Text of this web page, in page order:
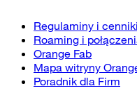
Regulaminy i cenniki
Roaming i
Orange Fab
Mapa witryny
Poradnik dla Firm